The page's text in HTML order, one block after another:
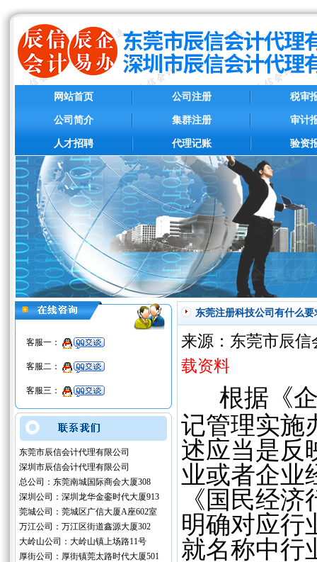
网站首页
公司简介
人才招聘
公司注册
集群注册
代理记账
税审
审计
验资
客服一：
客服二：
客服三：
东莞市辰信会计代理有限公司
深圳市辰信会计代理有限公司
总公司：东莞南城国际商会大厦308
深圳公司：深圳龙华金銮时代大厦913
莞城公司：莞城区广信大厦A座602室
万江公司：万江区街道鑫源大厦302
大岭山公司：大岭山镇上场路11号
厚街公司：厚街镇莞太路时代大厦501
东莞注册科技公司有什么
来源：东莞市辰
载资料
根据《
记管理实施
述应当是反
业或者企业
《国民经
明确对应行
就名称中行